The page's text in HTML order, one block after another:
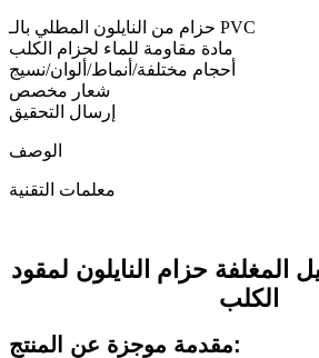
حزام من النايلون المطلي بالـ PVC
مادة مقاومة للماء لحزام الكلب
أحجام مختلفة/أنماط/ألوان/نسيج
شعار مخصص
إرسال التحقيق
الوصف
معلمات التقنية
المغلفة حزام النايلون لمقود
الكلب
مقدمة موجزة عن المنتج: